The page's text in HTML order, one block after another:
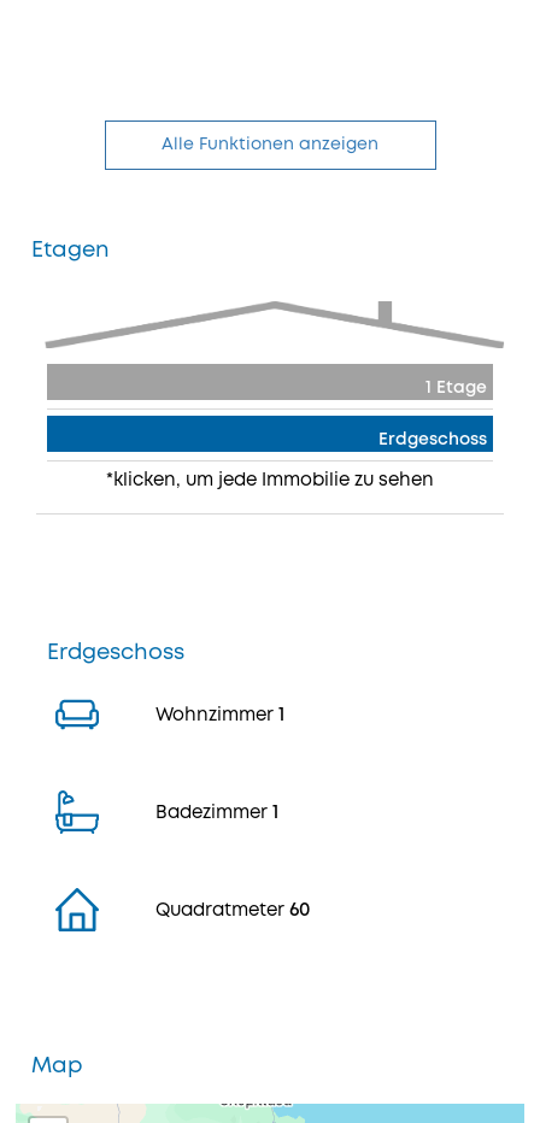
Alle Funktionen anzeigen
Etagen
1 Etage
Erdgeschoss
*klicken, um jede Immobilie zu sehen
Erdgeschoss
Wohnzimmer
Badezimmer
Quadratmeter 60
Map